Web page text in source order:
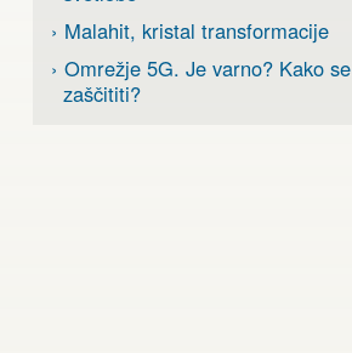
› Malahit, kristal transformacije
› Omrežje 5G. Je varno? Kako se
zaščititi?